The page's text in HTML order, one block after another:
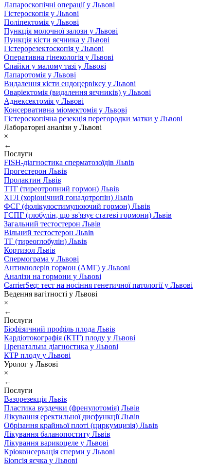
Лапароскопічні операції у Львові
Гістероскопія у Львові
Поліпектомія у Львові
Пункція молочної залози у Львові
Пункція кісти яєчника у Львові
Гістерорезектоскопія у Львові
Оперативна гінекологія у Львові
Спайки у малому тазі у Львові
Лапаротомія у Львові
Видалення кісти ендоцервіксу у Львові
Оваріектомія (видалення яєчників) у Львові
Аднексектомія у Львові
Консервативна міомектомія у Львові
Гістероскопічна резекція перегородки матки у Львові
Лабораторні аналізи у Львові
×
←
Послуги
FISH-діагностика сперматозоїдів Львів
Прогестерон Львів
Пролактин Львів
ТТГ (тиреотропний гормон) Львів
ХГЛ (хоріонічний гонадотропін) Львів
ФСГ (фолікулостимулюючий гормон) Львів
ГСПГ (глобулін, що зв'язує статеві гормони) Львів
Загальний тестостерон Львів
Вільний тестостерон Львів
ТГ (тиреоглобулін) Львів
Кортизол Львів
Спермограма у Львові
Антимюлерів гормон (АМГ) у Львові
Аналізи на гормони у Львові
CarrierSeq: тест на носіння генетичної патології у Львові
Ведення вагітності у Львові
×
←
Послуги
Біофізичний профіль плода Львів
Кардіотокографія (КТГ) плоду у Львові
Пренатальна діагностика у Львові
КТР плоду у Львові
Уролог у Львові
×
←
Послуги
Вазорезекція Львів
Пластика вуздечки (френулотомія) Львів
Лікування еректильної дисфункції Львів
Обрізання крайньої плоті (циркумцизія) Львів
Лікування баланопоститу Львів
Лікування варикоцеле у Львові
Кріоконсервація сперми у Львові
Біопсія яєчка у Львові